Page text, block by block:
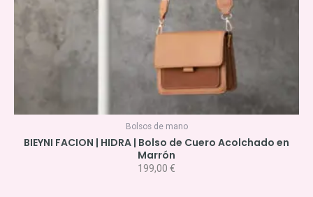
Bolsos de mano
BIEYNI FACION | HIDRA | Bolso de Cuero Acolchado en
Marrón
199,00 €